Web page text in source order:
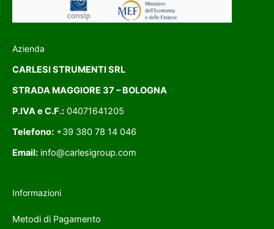
Azienda
CARLESI STRUMENTI SRL
STRADA MAGGIORE 37 – BOLOGNA
P.IVA e C.F.: 04071641205
Telefono: +39 380 78 14 046
Email: info@carlesigroup.com
Informazioni
Metodi di Pagamento